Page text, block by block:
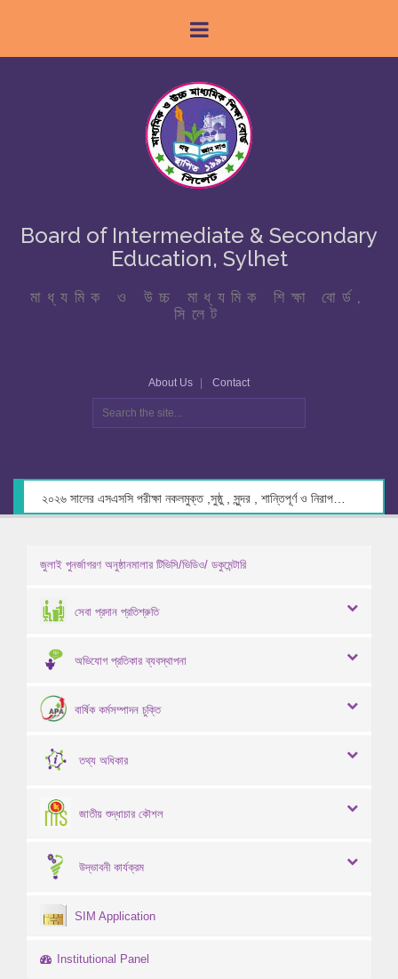
Board of Intermediate & Secondary
Education, Sylhet
মাধ্যমিক ও উচ্চ মাধ্যমিক শিক্ষা বোর্ড,
সিলেট
About Us Contact
জুলাই পুনর্জাগরণ অনুষ্ঠানমালার টিভিসি/ভিডিও/ ডকুমেন্টারি
সেবা প্রদান প্রতিশ্রুতি
অভিযোগ প্রতিকার ব্যবস্থাপনা
বার্ষিক কর্মসম্পাদন চুক্তি
তথ্য অধিকার
জাতীয় শুদ্ধাচার কৌশল
উদ্ভাবনী কার্যক্রম
SIM Application
Institutional Panel